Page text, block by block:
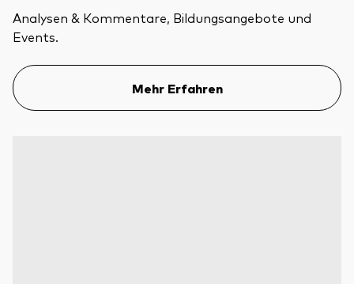
Analysen & Kommentare, Bildungsangebote und
Events.
Mehr Erfahren